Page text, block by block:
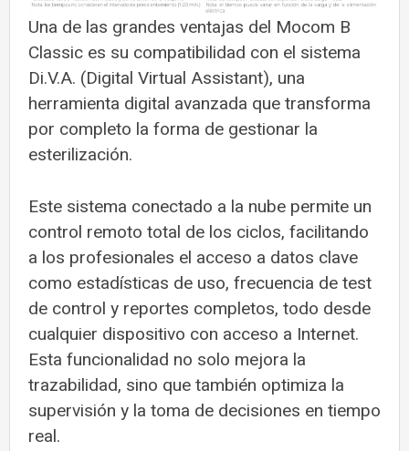
Una de las grandes ventajas del Mocom B
Classic es su compatibilidad con el sistema
Di.V.A. (Digital Virtual Assistant), una
herramienta digital avanzada que transforma
por completo la forma de gestionar la
esterilización.
Este sistema conectado a la nube permite un
control remoto total de los ciclos, facilitando
a los profesionales el acceso a datos clave
como estadísticas de uso, frecuencia de test
de control y reportes completos, todo desde
cualquier dispositivo con acceso a Internet.
Esta funcionalidad no solo mejora la
trazabilidad, sino que también optimiza la
supervisión y la toma de decisiones en tiempo
real.